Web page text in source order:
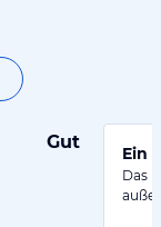
Gut
Ein
Das